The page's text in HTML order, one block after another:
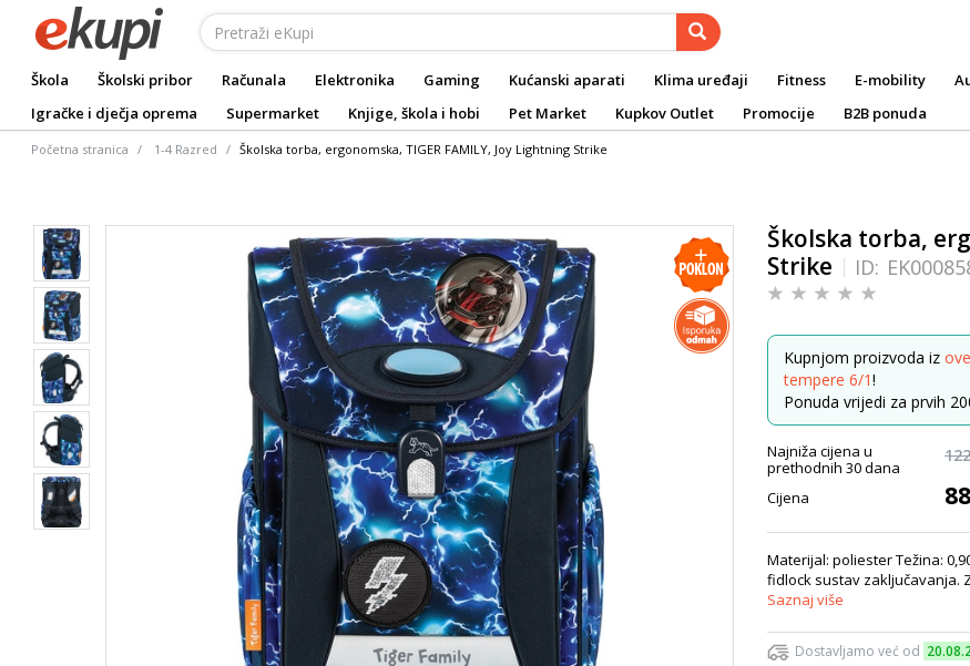
Škola Školski pribor Računala Elektronika Gaming Kućanski aparati Klima uređaji Fitness E-mobility
Igračke i dječja oprema
Supermarket Knjige, škola i hobi Pet Market Kupkov Outlet Promocije B2B ponuda
Početna stranica 1-4 Razred Školska torba, ergonomska, TIGER FAMILY, Joy Lightning Strike
Školska torba,
Strike
ID:
Kupnjom proizvoda iz
tempere 6/1!
Ponuda vrijedi za prvih
Najniža cijena u
prethodnih 30 dana
Cijena
Materijal: poliester Težina:
fidlock sustav zaključavanja.
Saznaj više
Dostavljamo već od